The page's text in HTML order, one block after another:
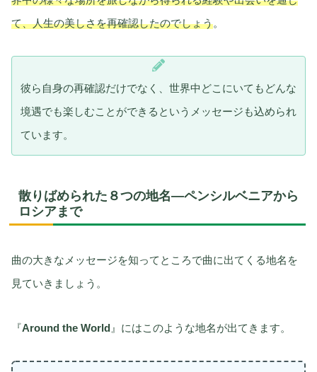
て、人生の美しさを再確認したのでしょう。
彼ら自身の再確認だけでなく、世界中どこにいてもどんな
境遇でも楽しむことができるというメッセージも込められ
ています。
散りばめられた８つの地名—ペンシルベニアから
ロシアまで
曲の大きなメッセージを知ってところで曲に出てくる地名を
見ていきましょう。
『Around the World 』にはこのような地名が出てきます。